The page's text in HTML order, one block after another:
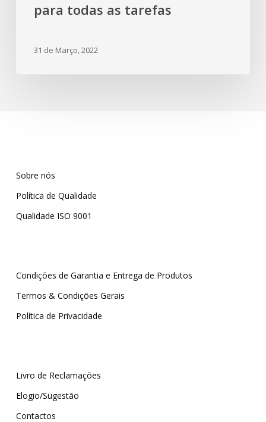
para todas as tarefas
31 de Março, 2022
Sobre nós
Política de Qualidade
Qualidade ISO 9001
Condições de Garantia e Entrega de Produtos
Termos & Condições Gerais
Política de Privacidade
Livro de Reclamações
Elogio/Sugestão
Contactos